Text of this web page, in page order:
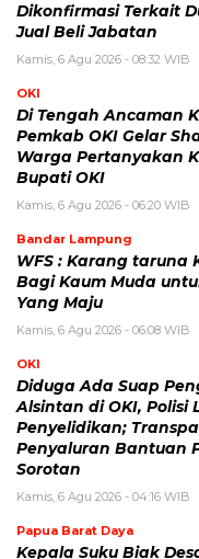
Dikonfirmasi Terkait
Jual Beli Jabatan
Kamis, 6 Agu 2026 - 08:32 WIB
OKI
Di Tengah Ancaman
Pemkab OKI Gelar
Warga Pertanyakan
Bupati OKI
Kamis, 6 Agu 2026 - 06:20 WIB
Bandar Lampung
WFS : Karang taruna
Bagi Kaum Muda
Yang Maju
Kamis, 6 Agu 2026 - 06:08 WIB
OKI
Diduga Ada Suap
Alsintan di OKI, Polisi
Penyelidikan;
Penyaluran Bantuan
Sorotan
Kamis, 6 Agu 2026 - 04:16 WIB
Papua Barat Daya
Kepala Suku Biak